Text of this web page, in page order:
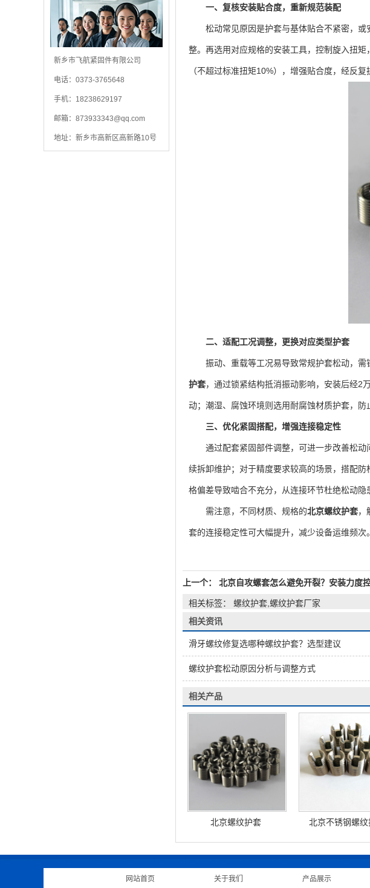
新乡市飞航紧固件有限公司
电话：0373-3765648
手机：18238629197
邮箱： 873933343@qq.com
地址：新乡市高新区高新路10号
一、复核安装贴合度，重新规范装配
松动常见原因是护套与基体贴合不紧密，或
整。再选用对应规格的安装工具，控制旋入扭
（不超过标准扭矩10%），增强贴合度，经反复
二、适配工况调整，更换对应类型护套
振动、重载等工况易导致常规护套松动，需
护套，通过锁紧结构抵消振动影响，安装后经2
动；潮湿、腐蚀环境则选用耐腐蚀材质护套，防
三、优化紧固搭配，增强连接稳定性
通过配套紧固部件调整，可进一步改善松动
续拆卸维护；对于精度要求较高的场景，搭配
格偏差导致啮合不充分，从连接环节杜绝松动隐
需注意，不同材质、规格的北京螺纹护套，
套的连接稳定性可大幅提升，减少设备运维频次。
上一个： 北京自攻螺套怎么避免开裂？安装力度
相关标签： 螺纹护套,螺纹护套厂家
相关资讯
滑牙螺纹修复选哪种螺纹护套？选型建议
螺纹护套松动原因分析与调整方式
相关产品
北京螺纹护套 北京不锈钢螺
网站首页 关于我们 产品展示